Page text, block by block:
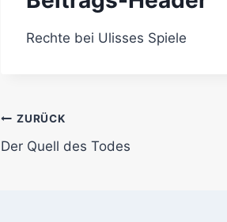
Rechte bei Ulisses Spiele
Beitrags-
Navigation
ZURÜCK
Der Quell des Todes